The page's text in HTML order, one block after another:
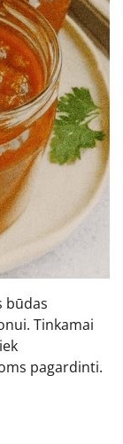
būdas
Tinkamai
pagardinti.